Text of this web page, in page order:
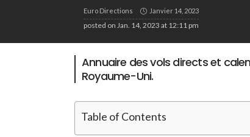
Euro Directions Janvier 14, 2023
posted on Jan. 14, 2023 at 12:11 pm
Annuaire des vols directs et
Royaume-Uni.
Table of Contents